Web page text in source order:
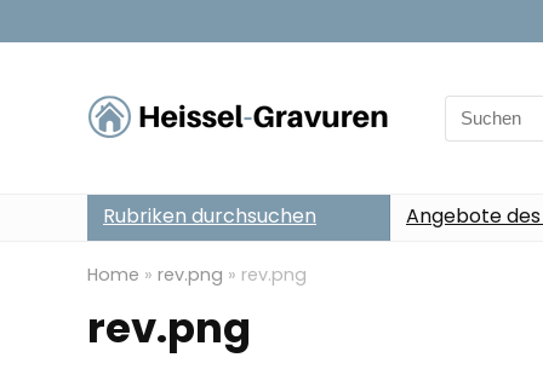
Search
for:
Rubriken durchsuchen Angebote
Home » rev.png » rev.png
rev.png